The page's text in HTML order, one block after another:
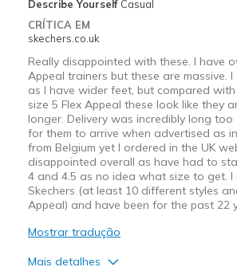
Describe Yourself Casual
CRÍTICA EM
skechers.co.uk
Really disappointed with these. I have
Appeal trainers but these are massive.
as I have wider feet, but compared
size 5 Flex Appeal these look like they
longer. Delivery was incredibly long
for them to arrive when advertised as
from Belgium yet I ordered in the UK
disappointed overall as have had to
4 and 4.5 as no idea what size to get.
Skechers (at least 10 different styles
Appeal) and have been for the past 22
Mostrar tradução
Mais detalhes